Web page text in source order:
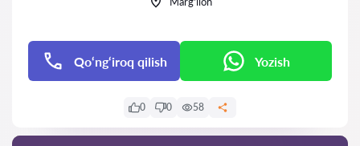
Qo‘ng‘iroq qilish Yozish
0 0 58